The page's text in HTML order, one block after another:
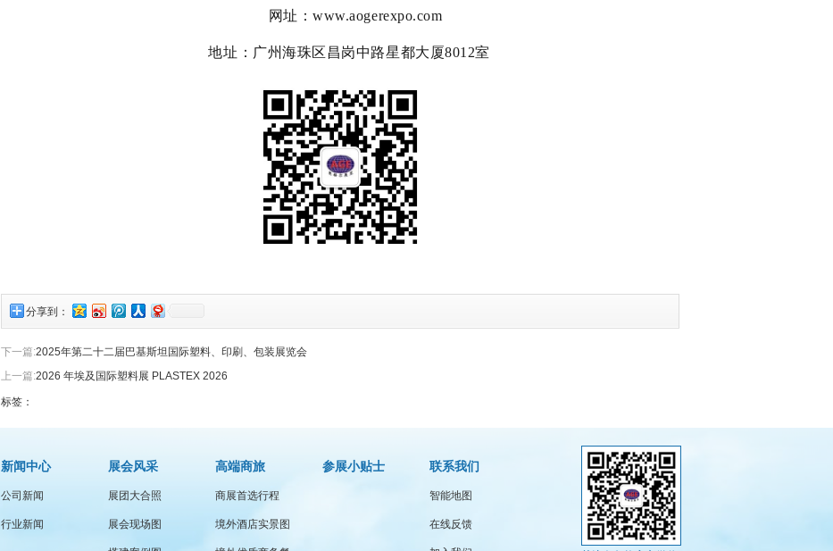
网址：www.aogerexpo.com
地址：广州海珠区昌岗中路星都大厦8012室
分享到：
下一篇:2025年第二十二届巴基斯坦国际塑料、印刷、包装展览会
上一篇:2026 年埃及国际塑料展 PLASTEX 2026
标签：
新闻中心
公司新闻
行业新闻
展会风采
展团大合照
展会现场图
高端商旅
商展首选行程
境外酒店实景图
参展小贴士 联系我们
智能地图
在线反馈